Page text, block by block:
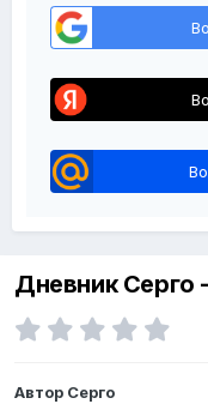
Дневник Серго
Автор Серго